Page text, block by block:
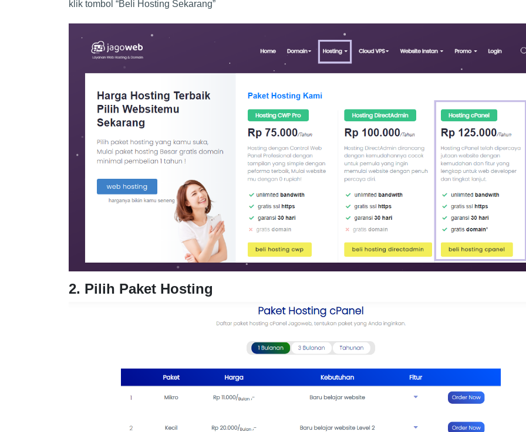
klik tombol “Beli Hosting Sekarang”
2. Pilih Paket Hosting